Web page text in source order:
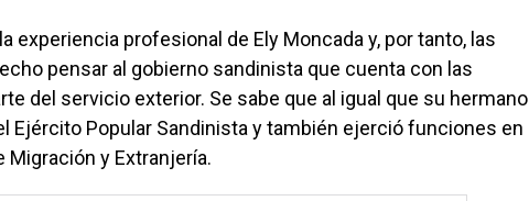
experiencia profesional de Ely Moncada y, por tanto, las
pensar al gobierno sandinista que cuenta con las
del servicio exterior. Se sabe que al igual que su hermano
Ejército Popular Sandinista y también ejerció funciones en
Migración y Extranjería.